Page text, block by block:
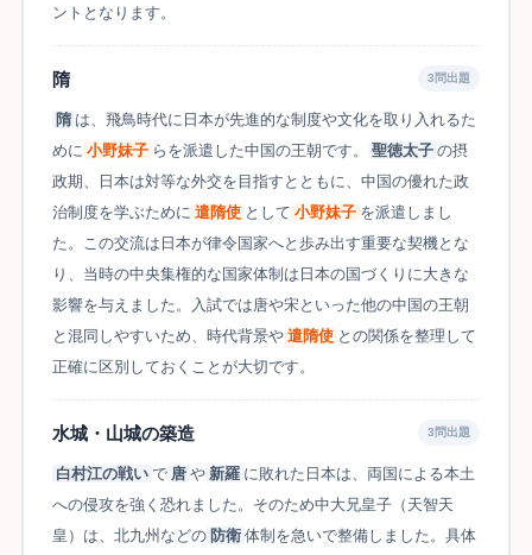
ントとなります。
隋 3問出題
隋 は、飛鳥時代に日本が先進的な制度や文化を取り入れるた
めに 小野妹子 らを派遣した中国の王朝です。 聖徳太子 の摂
政期、日本は対等な外交を目指すとともに、中国の優れた政
治制度を学ぶために 遣隋使 として 小野妹子 を派遣しまし
た。この交流は日本が律令国家へと歩み出す重要な契機とな
り、当時の中央集権的な国家体制は日本の国づくりに大きな
影響を与えました。入試では唐や宋といった他の中国の王朝
と混同しやすいため、時代背景や 遣隋使 との関係を整理して
正確に区別しておくことが大切です。
水城・山城の築造 3問出題
白村江の戦い で 唐 や 新羅 に敗れた日本は、両国による本土
への侵攻を強く恐れました。そのため中大兄皇子（天智天
皇）は、北九州などの 防衛 体制を急いで整備しました。具体